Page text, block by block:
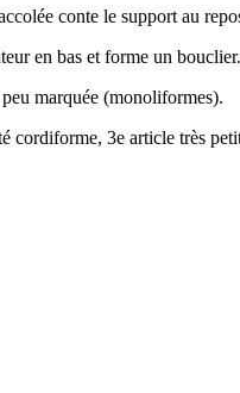
conte le support au
en bas et forme un bouclier.
marquée (monoliformes).
cordiforme, 3e article très